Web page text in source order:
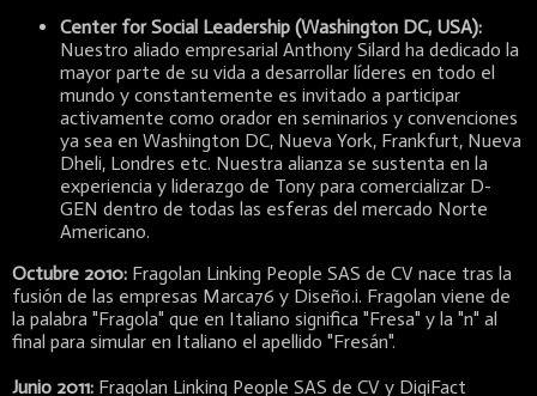
Center for Social Leadership (Washington DC, USA):
Nuestro aliado empresarial Anthony Silard ha dedicado la
mayor parte de su vida a desarrollar líderes en todo el
mundo y constantemente es invitado a participar
activamente como orador en seminarios y convenciones
ya sea en Washington DC, Nueva York, Frankfurt, Nueva
Dheli, Londres etc. Nuestra alianza se sustenta en la
experiencia y liderazgo de Tony para comercializar D-
GEN dentro de todas las esferas del mercado Norte
Americano.
Octubre 2010: Fragolan Linking People SAS de CV nace tras la
fusión de las empresas Marca76 y Diseño.i. Fragolan viene de
la palabra "Fragola" que en Italiano significa "Fresa" y la "n" al
final para simular en Italiano el apellido "Fresán".
Junio 2011: Fragolan Linking People SAS de CV y DigiFact